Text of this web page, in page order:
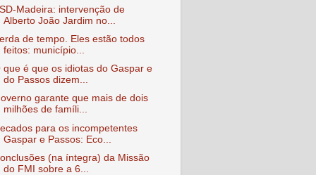
Madeira: intervenção de
Alberto João Jardim no...
de tempo. Eles estão todos
feitos: município...
que é que os idiotas do Gaspar e
do Passos dizem...
garante que mais de dois
milhões de famíli...
para os incompetentes
Gaspar e Passos: Eco...
(na íntegra) da Missão
do FMI sobre a 6...